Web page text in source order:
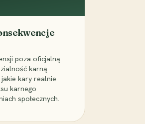
poza oficjalną
karną
kary realnie
karnego
społecznych.